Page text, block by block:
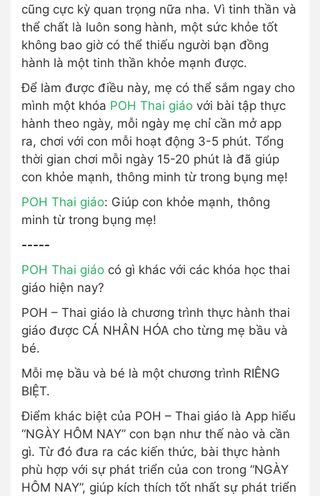
cũng cực kỳ quan trọng nữa nha. Vì tinh thần và
thể chất là luôn song hành, một sức khỏe tốt
không bao giờ có thể thiếu người bạn đồng
hành là một tinh thần khỏe mạnh được.
Để làm được điều này, mẹ có thể sắm ngay cho
mình một khóa POH Thai giáo với bài tập thực
hành theo ngày, mỗi ngày mẹ chỉ cần mở app
ra, chơi với con mỗi hoạt động 3-5 phút. Tổng
thời gian chơi mỗi ngày 15-20 phút là đã giúp
con khỏe mạnh, thông minh từ trong bụng mẹ!
POH Thai giáo: Giúp con khỏe mạnh, thông
minh từ trong bụng mẹ!
-----
POH Thai giáo có gì khác với các khóa học thai
giáo hiện nay?
POH – Thai giáo là chương trình thực hành thai
giáo được CÁ NHÂN HÓA cho từng mẹ bầu và
bé.
Mỗi mẹ bầu và bé là một chương trình RIÊNG
BIỆT.
Điểm khác biệt của POH – Thai giáo là App hiểu
“NGÀY HÔM NAY” con bạn như thế nào và cần
gì. Từ đó đưa ra các kiến thức, bài thực hành
phù hợp với sự phát triển của con trong “NGÀY
HÔM NAY”, giúp kích thích tốt nhất sự phát triển